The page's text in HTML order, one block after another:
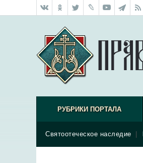
РУБРИКИ ПОРТАЛА
Святоотеческое наследие